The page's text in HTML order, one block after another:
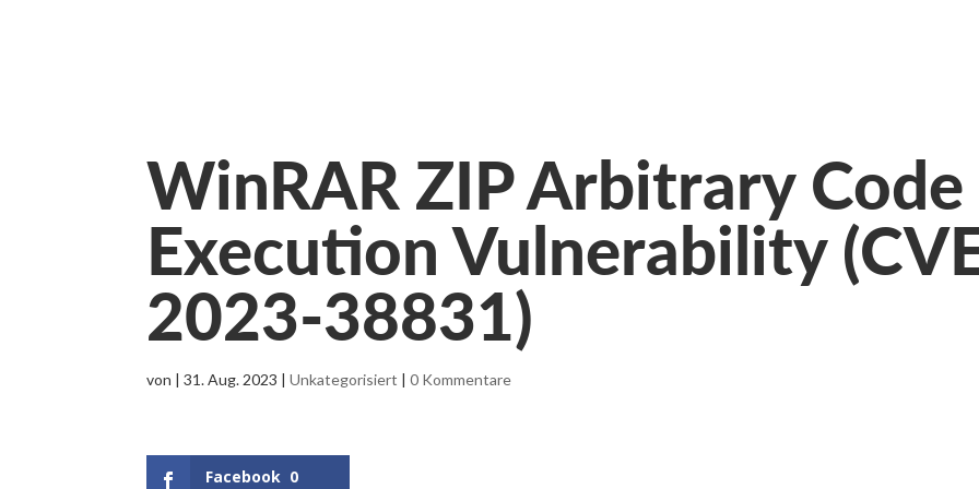
WinRAR ZIP Arbitrary Code
Execution Vulnerability
2023-38831)
von |31. Aug. 2023 |Unkategorisiert |0 Kommentare
Facebook 0